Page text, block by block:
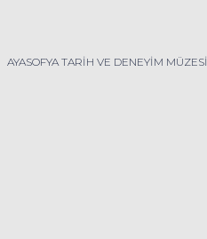
AYASOFYA TARİH VE DENEYİM MÜZESİ